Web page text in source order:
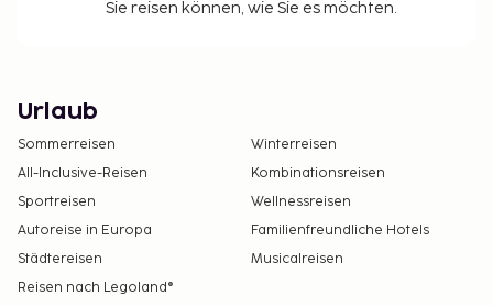
Sie reisen können, wie Sie es möchten.
Urlaub
Sommerreisen
Winterreisen
All-Inclusive-Reisen
Kombinationsreisen
Sportreisen
Wellnessreisen
Autoreise in Europa
Familienfreundliche Hotels
Städtereisen
Musicalreisen
Reisen nach Legoland®